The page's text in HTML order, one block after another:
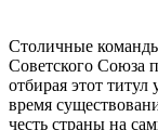
Столичные
Советского Союза
отбирая этот
время
честь страны на